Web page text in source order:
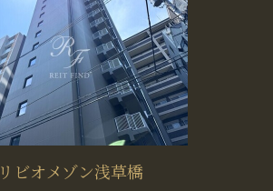
リビオメゾン浅草橋